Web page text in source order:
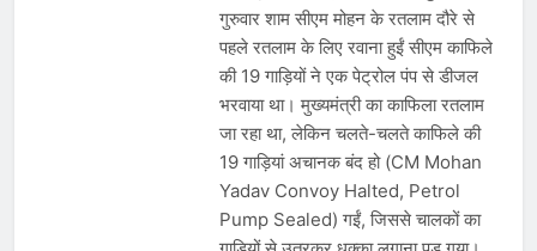
गुरुवार शाम सीएम मोहन के रतलाम दौरे से
पहले रतलाम के लिए रवाना हुईं सीएम काफिले
की 19 गाड़ियों ने एक पेट्रोल पंप से डीजल
भरवाया था। मुख्यमंत्री का काफिला रतलाम
जा रहा था, लेकिन चलते-चलते काफिले की
19 गाड़ियां अचानक बंद हो (CM Mohan
Yadav Convoy Halted, Petrol
Pump Sealed) गईं, जिससे चालकों का